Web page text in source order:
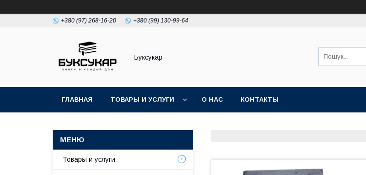
+380 (97) 268-16-20 +380 (99) 130-99-64
Буксукар
ГЛАВНАЯ ТОВАРЫ И УСЛУГИ О НАС КОНТАКТЫ
Товары и услуги